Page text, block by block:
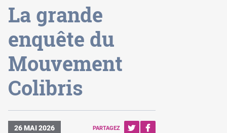
La grande
enquête du
Mouvement
Colibris
26 MAI 2026 PARTAGEZ